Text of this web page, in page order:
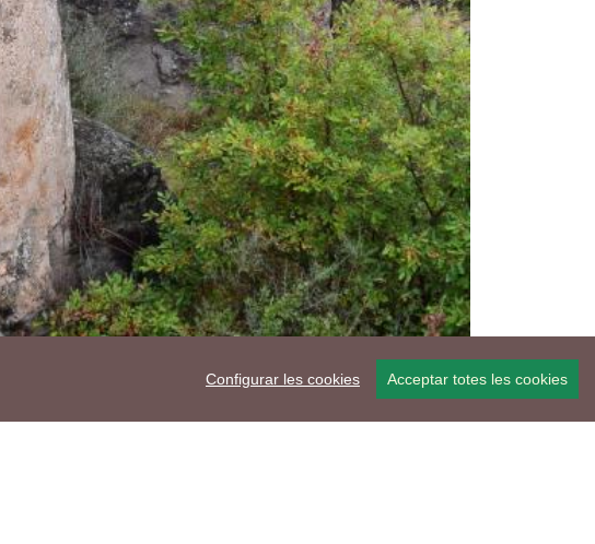
Configurar les cookies Acceptar totes les cookies